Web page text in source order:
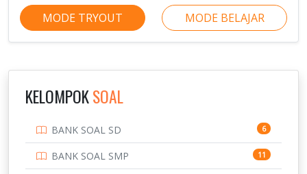
MODE TRYOUT MODE BELAJAR
KELOMPOKSOAL
BANK SOAL SD 6
BANK SOAL SMP 11